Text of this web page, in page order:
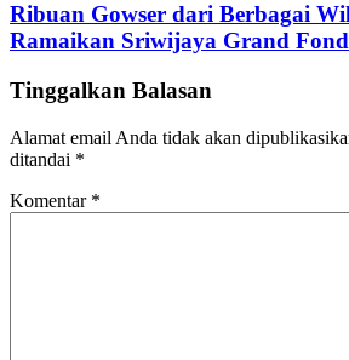
Ribuan Gowser dari Berbagai
Ramaikan Sriwijaya Grand
Tinggalkan Balasan
Alamat email Anda tidak akan
ditandai *
Komentar *